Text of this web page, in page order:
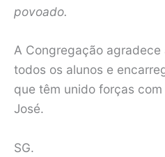
povoado.
A Congregação
todos os alunos e
que têm unido forças
José.
SG.